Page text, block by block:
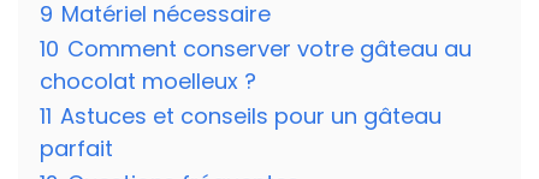
9 Matériel nécessaire
10 Comment conserver votre gâteau au
chocolat moelleux ?
11 Astuces et conseils pour un gâteau
parfait